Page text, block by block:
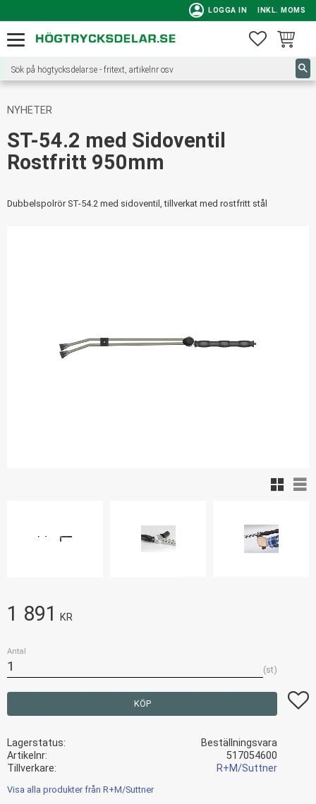
Meny
person LOGGA IN INKL. MOMS
NYHETER
ST-54.2 med Sidoventil
Rostfritt 950mm
Dubbelspolrör ST-54.2 med sidoventil, tillverkat med rostfritt stål
1 891 KR
Antal
st
KÖP
Lagerstatus
Beställningsvara
Artikelnr
517054600
Tillverkare
R+M/Suttner
Visa alla produkter från R+M/Suttner